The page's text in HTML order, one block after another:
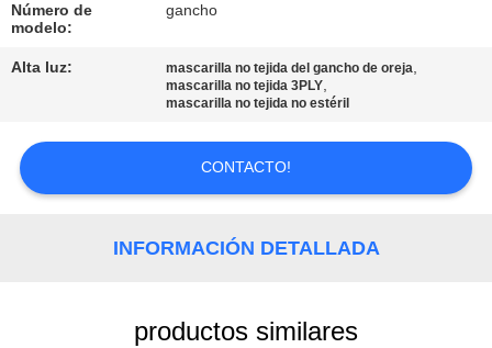
EN
CONTACTO
PIDA
UNA
Número de
modelo:
gancho
Alta luz: mascarilla no tejida del gancho de oreja,
mascarilla no tejida 3PLY,
mascarilla no tejida no estéril
CONTACTO!
INFORMACIÓN DETALLADA
productos similares